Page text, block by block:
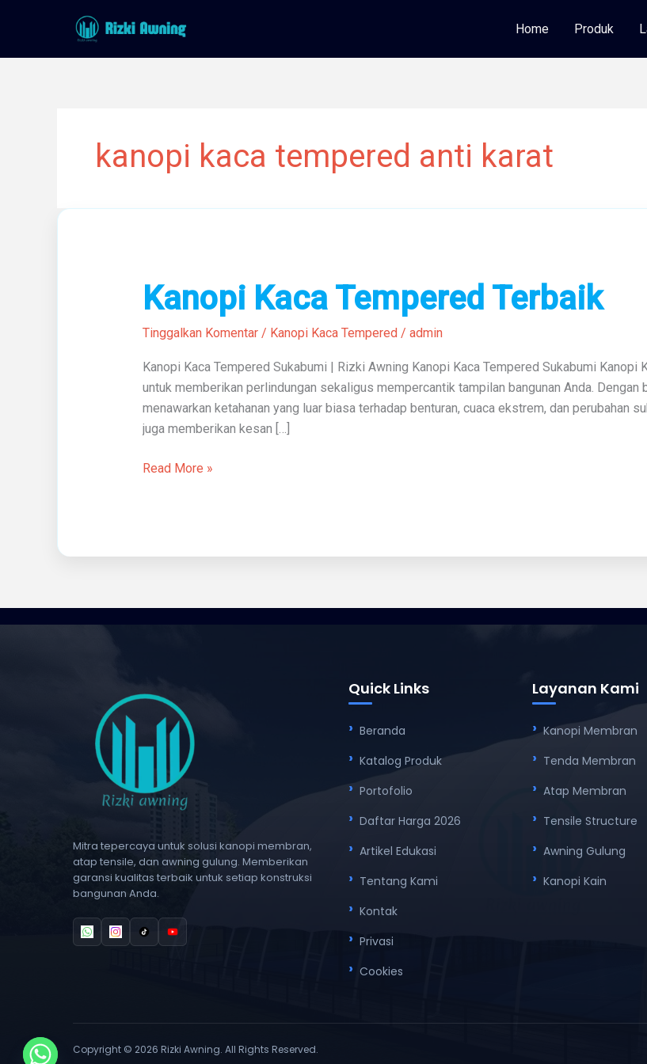
Home Produk
kanopi kaca tempered anti karat
Kanopi Kaca Tempered Terbaik
Tinggalkan Komentar / Kanopi Kaca Tempered/ admin
Kanopi Kaca Tempered Sukabumi | Rizki Awning Kanopi Kaca Tempered Sukabumi Kanopi
untuk memberikan perlindungan sekaligus mempercantik tampilan bangunan Anda.
menawarkan ketahanan yang luar biasa terhadap benturan, cuaca ekstrem, dan perubahan
juga memberikan kesan […]
Kanopi
Kaca
Tempered
Read More »
Mitra tepercaya untuk solusi kanopi membran,
atap tensile, dan awning gulung. Memberikan
garansi kualitas terbaik untuk setiap konstruksi
bangunan Anda.
Quick Links
Beranda
Katalog Produk
Portofolio
Daftar Harga 2026
Artikel Edukasi
Tentang Kami
Kontak
Privasi
Cookies
Layanan Kami
Kanopi Membran
Tenda Membran
Atap Membran
Tensile Structure
Awning Gulung
Kanopi Kain
Copyright © 2026 Rizki Awning. All Rights Reserved.